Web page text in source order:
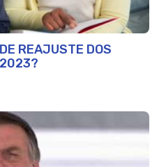
REAJUSTE DOS
2023?